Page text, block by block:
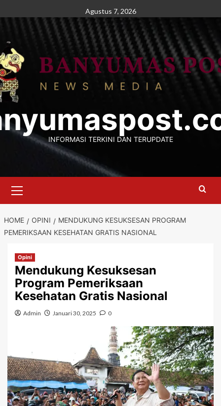
to
Agustus 7, 2026
INFORMASI TERKINI DAN TERUPDATE
Menu
HOME OPINI
MENDUKUNG KESUKSESAN PROGRAM
PEMERIKSAAN KESEHATAN GRATIS NASIONAL
Opini
Mendukung Kesuksesan
Program Pemeriksaan
Kesehatan Gratis Nasional
Admin Januari 30, 2025 0